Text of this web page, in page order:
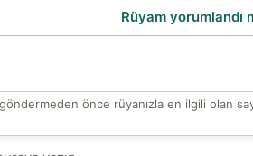
Rüyam yorumlandı
göndermeden önce rüyanızla en ilgili olan